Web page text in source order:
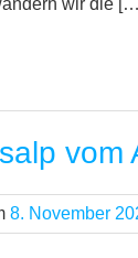
wir die
8. November